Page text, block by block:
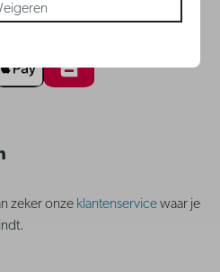
zeker onze klantenservicewaar je